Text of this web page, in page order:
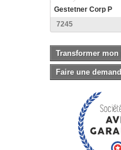
Gestetner Corp P
7245
Transformer
Faire une